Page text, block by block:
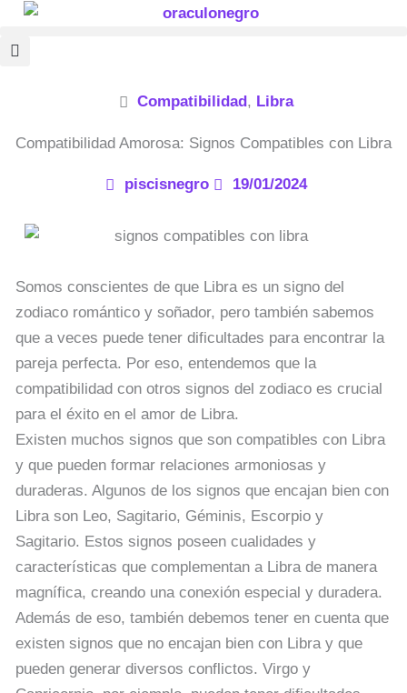
contenido
Compatibilidad, Libra
Compatibilidad Amorosa: Signos Compatibles con Libra
piscisnegro 19/01/2024
Somos conscientes de que Libra es un signo del
zodiaco romántico y soñador, pero también sabemos
que a veces puede tener dificultades para encontrar la
pareja perfecta. Por eso, entendemos que la
compatibilidad con otros signos del zodiaco es crucial
para el éxito en el amor de Libra.
Existen muchos signos que son compatibles con Libra
y que pueden formar relaciones armoniosas y
duraderas. Algunos de los signos que encajan bien con
Libra son Leo, Sagitario, Géminis, Escorpio y
Sagitario. Estos signos poseen cualidades y
características que complementan a Libra de manera
magnífica, creando una conexión especial y duradera.
Además de eso, también debemos tener en cuenta que
existen signos que no encajan bien con Libra y que
pueden generar diversos conflictos. Virgo y